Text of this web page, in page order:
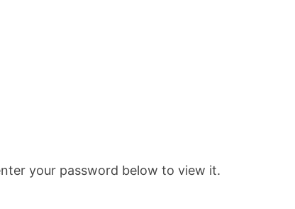
your password below to view it.